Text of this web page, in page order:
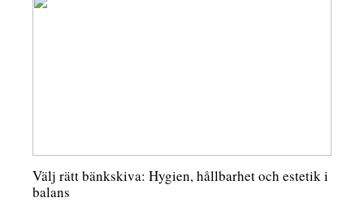
Välj rätt bänkskiva: Hygien, hållbarhet och estetik i
balans